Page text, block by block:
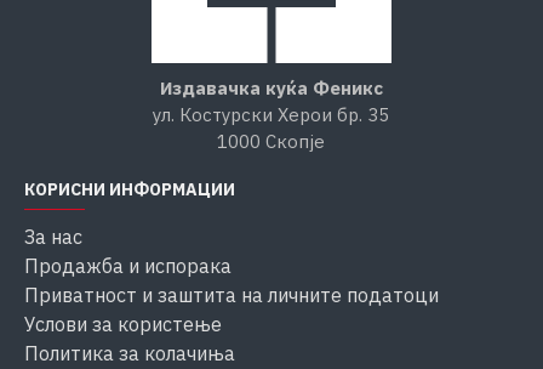
Издавачка куќа Феникс
ул. Костурски Херои бр. 35
1000 Скопје
КОРИСНИ ИНФОРМАЦИИ
За нас
Продажба и испорака
Приватност и заштита на личните податоци
Услови за користење
Политика за колачиња